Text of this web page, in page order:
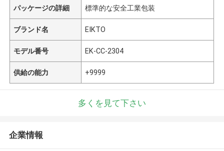
パッケージの詳細 標準的な安全工業包装
ブランド名 EIKTO
モデル番号 EK-CC-2304
供給の能力 +9999
多くを見て下さい
企業情報